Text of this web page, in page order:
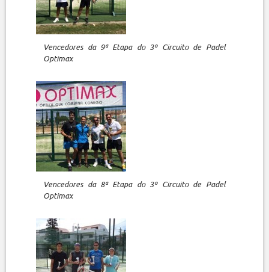
Vencedores da 9ª Etapa do 3º Circuito de Padel
Optimax
Vencedores da 8ª Etapa do 3º Circuito de Padel
Optimax